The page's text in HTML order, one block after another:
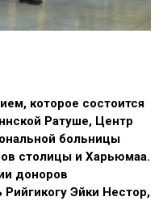
которое состоится
Ратуше, Центр
больницы
столицы и Харьюмаа.
доноров
Эйки Нестор,